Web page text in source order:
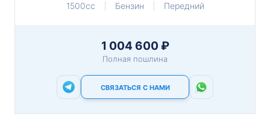
1500cc
Бензин Передний
1 004 600 ₽
Полная пошлина
СВЯЗАТЬСЯ С НАМИ